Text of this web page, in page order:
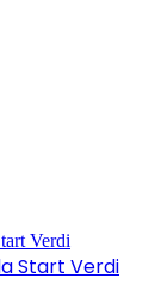
Start Verdi